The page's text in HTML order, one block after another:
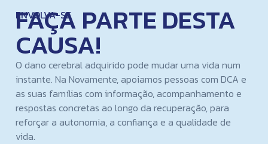
ENVOLVA-SE
FAÇA PARTE DESTA
CAUSA!
O dano cerebral adquirido pode mudar uma vida num
instante. Na Novamente, apoiamos pessoas com DCA e
as suas famílias com informação, acompanhamento e
respostas concretas ao longo da recuperação, para
reforçar a autonomia, a confiança e a qualidade de
vida.